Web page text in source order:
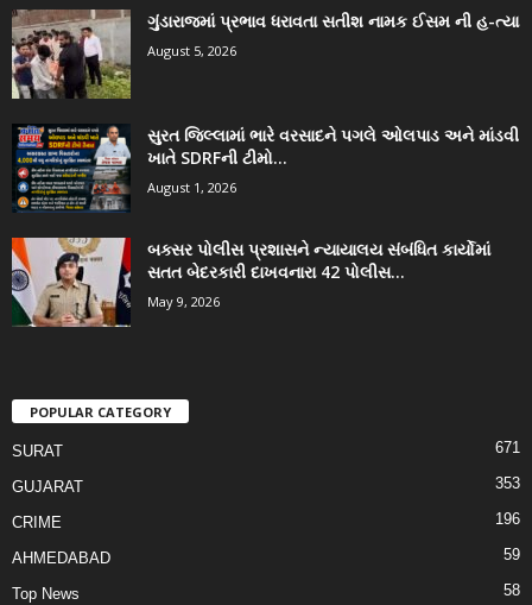
ગુંડારાજમાં પ્રભાવ ધરાવતા સતીશ નામક ઈસમ ની હ-ત્યા
August 5, 2026
સુરત જિલ્લામાં ભારે વરસાદને પગલે ઓલપાડ અને માંડવી
ખાતે SDRFની ટીમો...
August 1, 2026
બક્સર પોલીસ પ્રશાસને ન્યાયાલય સંબંધિત કાર્યોમાં
સતત બેદરકારી દાખવનારા 42 પોલીસ...
May 9, 2026
POPULAR CATEGORY
SURAT 671
GUJARAT 353
CRIME 196
AHMEDABAD 59
Top News 58